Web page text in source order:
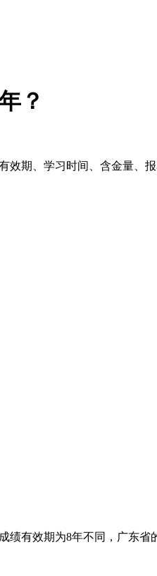
？
效期、学习时间、含金量、
绩有效期为8年不同，广东省